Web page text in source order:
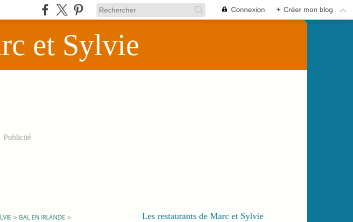
Connexion + Créer mon blog
et Sylvie
Publicité
> BAL EN IRLANDE >
Les restaurants de Marc et Sylvie